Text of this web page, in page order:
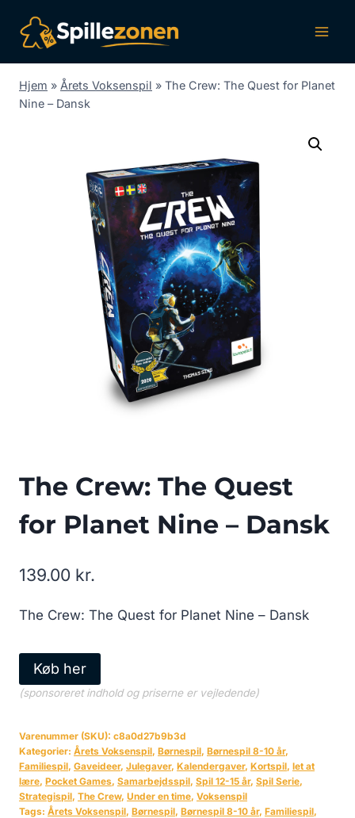
indhold
Hjem » Årets Voksenspil » The Crew: The Quest for Planet
Nine – Dansk
The Crew: The Quest
for Planet Nine – Dansk
139.00 kr.
The Crew: The Quest for Planet Nine – Dansk
Køb her
(sponsoreret indhold og priserne er vejledende)
Varenummer (SKU): c8a0d27b9b3d
Kategorier: Årets Voksenspil, Børnespil, Børnespil 8-10 år,
Familiespil, Gaveideer, Julegaver, Kalendergaver, Kortspil, let at
lære, Pocket Games, Samarbejdsspil, Spil 12-15 år, Spil Serie,
Strategispil, The Crew, Under en time, Voksenspil
Tags: Årets Voksenspil, Børnespil, Børnespil 8-10 år, Familiespil,